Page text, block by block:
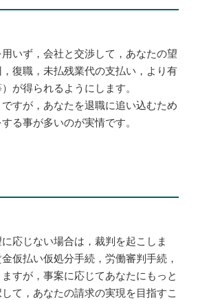
いず，会社と交渉して，あなたの望
復職，未払残業代の支払い，より有
が得られるようにします。
すが，あなたを退職に追い込むため
る事が多いのが実情です。
応じない場合は，裁判を起こしま
仮払い仮処分手続，労働審判手続，
すが，事案に応じてあなたにもっと
て，あなたの請求の実現を目指すこ